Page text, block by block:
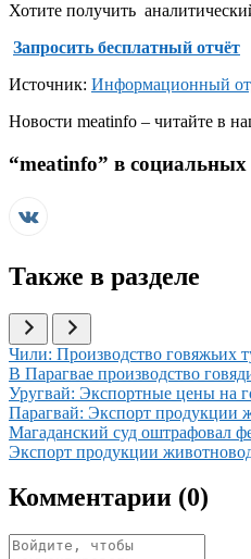
Хотите получить
Запросить бесплатный отчёт
Источник: Информационный
Новости meatinfo – читайте в
“meatinfo” в социальных
Также в разделе
Иллюстрация новости
Чили: Производство говяжьих
Иллюстрация новости
В Парагвае производство
Иллюстрация новости
Уругвай: Экспортные цены на
Иллюстрация новости
Парагвай: Экспорт продукции
Иллюстрация новости
Магаданский суд оштрафовал
Иллюстрация новости
Экспорт продукции
Комментарии (0)